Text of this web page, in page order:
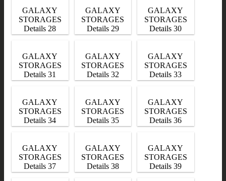
GALAXY
STORAGES
Details 28
GALAXY
STORAGES
Details 29
GALAXY
STORAGES
Details 30
GALAXY
STORAGES
Details 31
GALAXY
STORAGES
Details 32
GALAXY
STORAGES
Details 33
GALAXY
STORAGES
Details 34
GALAXY
STORAGES
Details 35
GALAXY
STORAGES
Details 36
GALAXY
STORAGES
Details 37
GALAXY
STORAGES
Details 38
GALAXY
STORAGES
Details 39